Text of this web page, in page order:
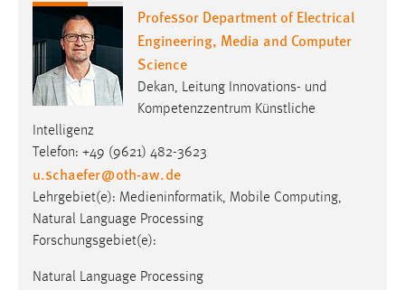
Professor Department of Electrical
Engineering, Media and Computer
Science
Dekan, Leitung Innovations- und
Kompetenzzentrum Künstliche
Intelligenz
Telefon: +49 (9621) 482-3623
u.schaefer@oth-aw.de
Lehrgebiet(e): Medieninformatik, Mobile Computing,
Natural Language Processing
Forschungsgebiet(e):
Natural Language Processing